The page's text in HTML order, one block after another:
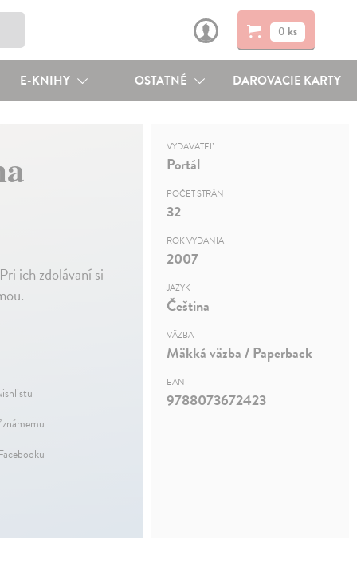
0 ks
E-KNIHY OSTATNÉ DAROVACIE KARTY
ich zdolávaní si
VYDAVATEĽ
Portál
POČET STRÁN
32
ROK VYDANIA
2007
JAZYK
Čeština
VÄZBA
Mäkká väzba / Paperback
EAN
9788073672423